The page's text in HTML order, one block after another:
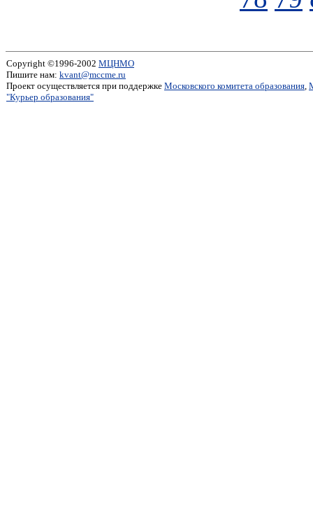
Copyright ©1996-2002 МЦНМО
Пишите нам: kvant@mccme.ru
Проект осуществляется при поддержке Московского комитета образования,
"Курьер образования"